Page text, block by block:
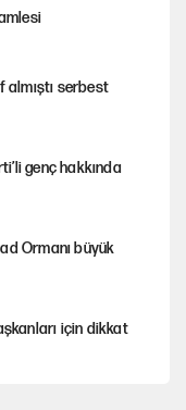
almıştı serbest
genç hakkında
Ormanı büyük
için dikkat